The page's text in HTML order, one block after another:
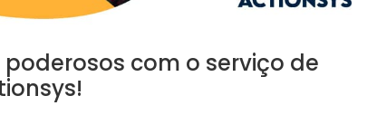
com o serviço de